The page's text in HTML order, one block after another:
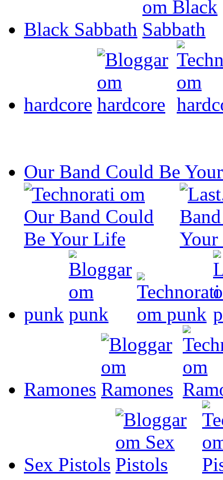
Black Sabbath
hardcore
Our Band Could Be
punk
Ramones
Sex Pistols